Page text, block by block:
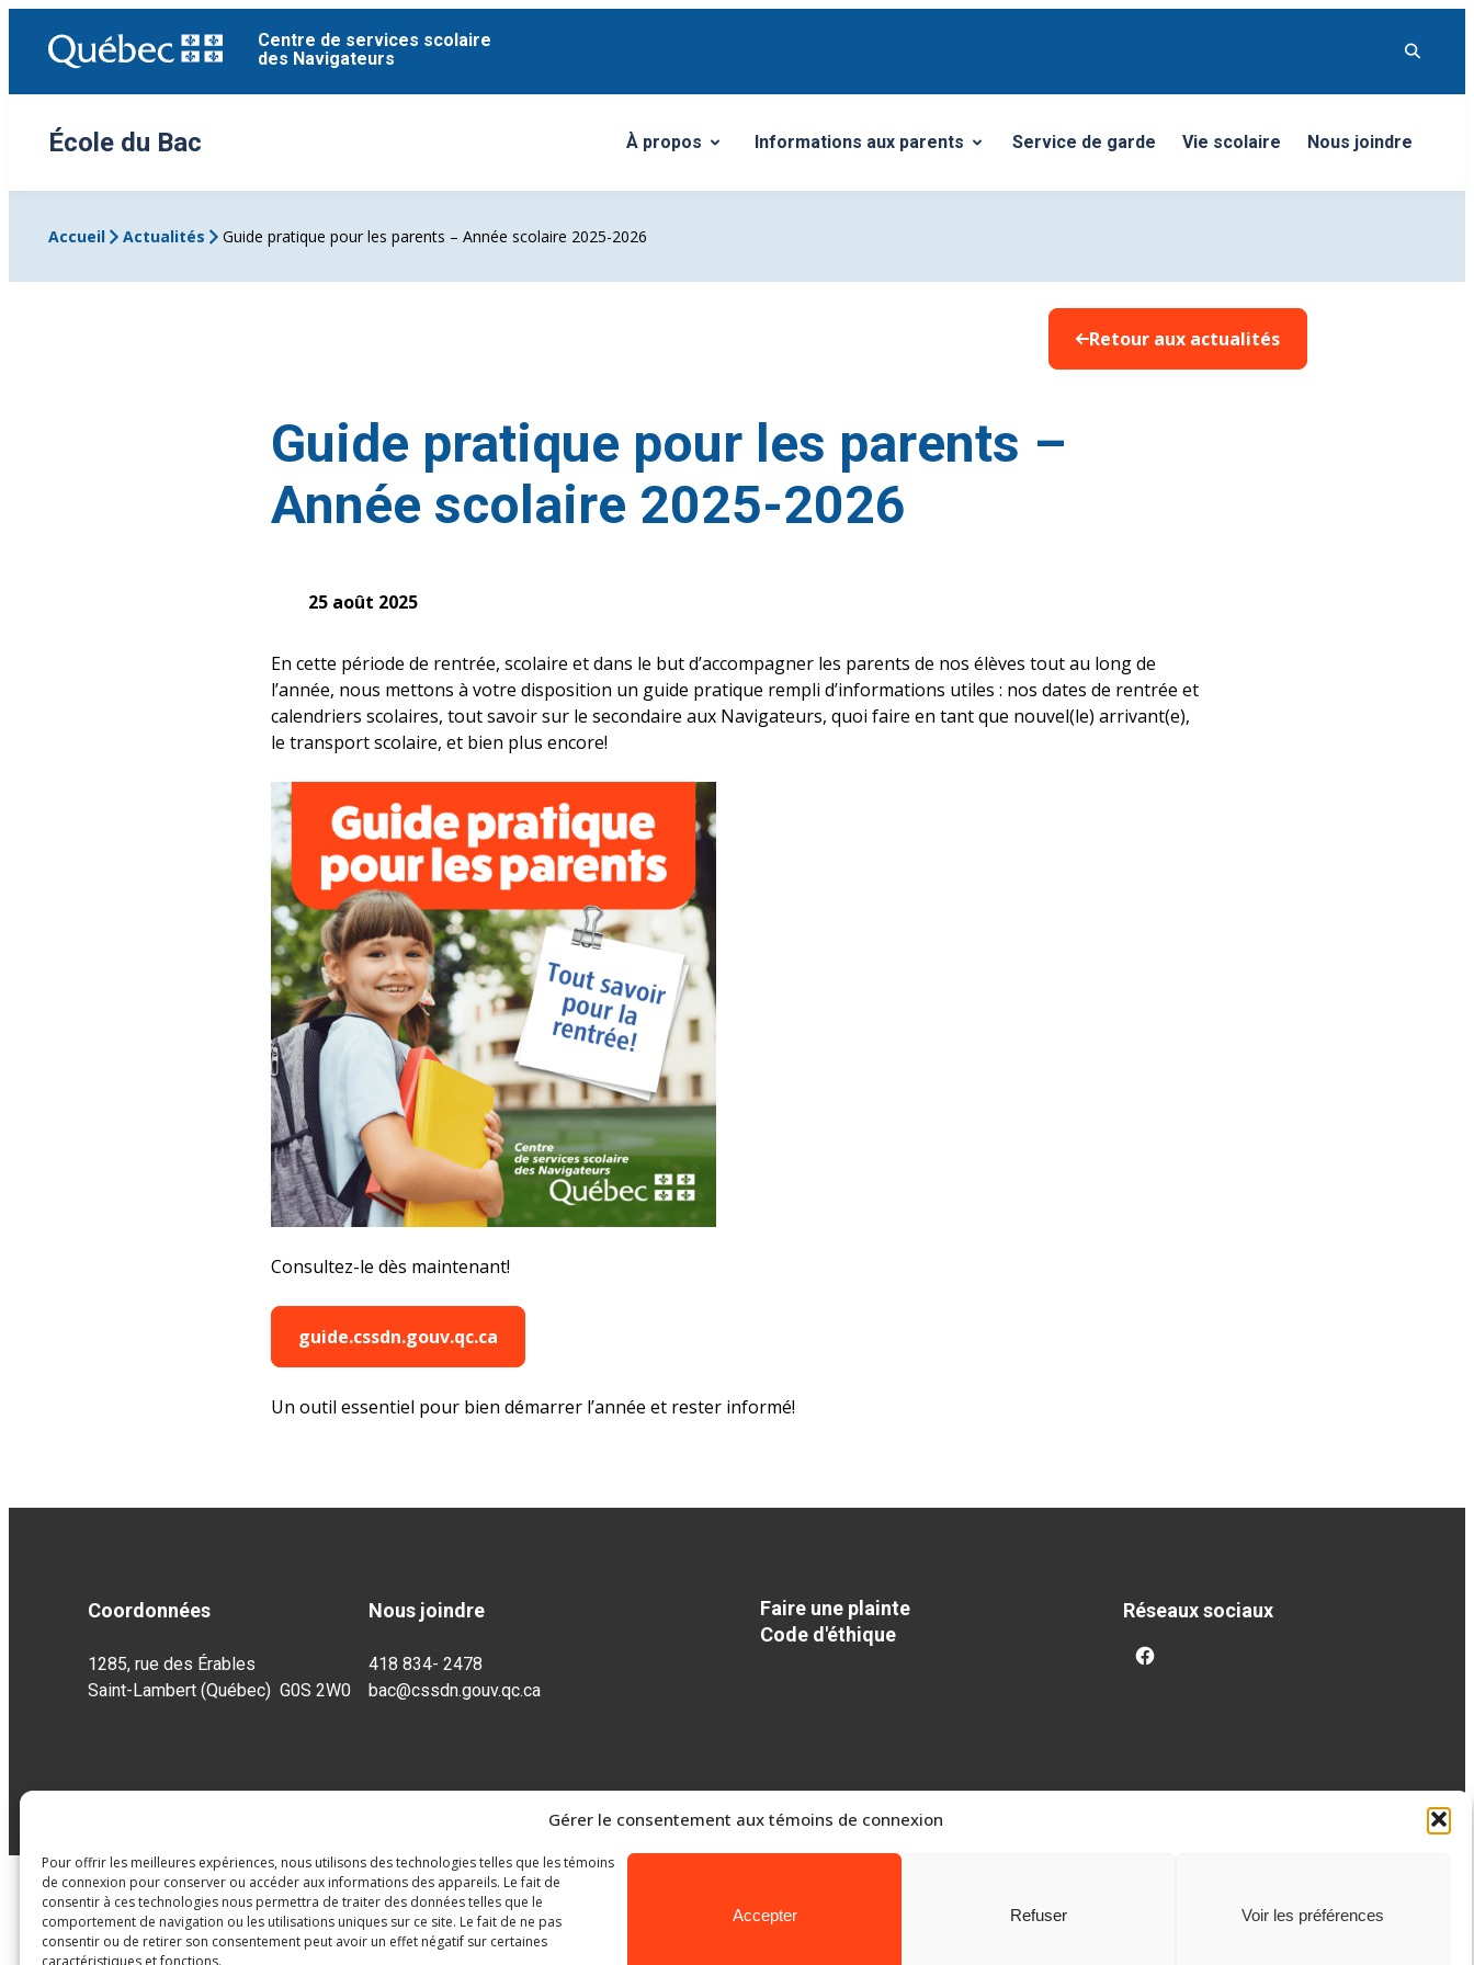
Gérer le consentement aux témoins de connexion
Pour offrir les meilleures expériences, nous utilisons des technologies telles que les témoins
de connexion pour conserver ou accéder aux informations des appareils. Le fait de
consentir à ces technologies nous permettra de traiter des données telles que le
comportement de navigation ou les utilisations uniques sur ce site. Le fait de ne pas
consentir ou de retirer son consentement peut avoir un effet négatif sur certaines
caractéristiques et fonctions.
Accepter Refuser Voir les préférences
contenu
Centre de services scolaire
des Navigateurs
École du Bac À propos
Ouvrir/Fermer le sous-menuInformations aux parents
Ouvrir/Fermer le sous-menu Service de garde Vie scolaire Nous joindre
Accueil Actualités Guide pratique pour les parents – Année scolaire 2025-2026
Retour aux actualités
Guide pratique pour les parents –
Année scolaire 2025-2026
25 août 2025
En cette période de rentrée, scolaire et dans le but d’accompagner les parents de nos élèves tout au long de
l’année, nous mettons à votre disposition un guide pratique rempli d’informations utiles : nos dates de rentrée et
calendriers scolaires, tout savoir sur le secondaire aux Navigateurs, quoi faire en tant que nouvel(le) arrivant(e),
le transport scolaire, et bien plus encore!
Consultez-le dès maintenant!
guide.cssdn.gouv.qc.ca
Un outil essentiel pour bien démarrer l’année et rester informé!
Coordonnées
1285, rue des Érables
Saint-Lambert (Québec) G0S 2W0
Nous joindre
418 834- 2478
bac@cssdn.gouv.qc.ca
Faire une plainte
Code d'éthique
Réseaux sociaux
facebook